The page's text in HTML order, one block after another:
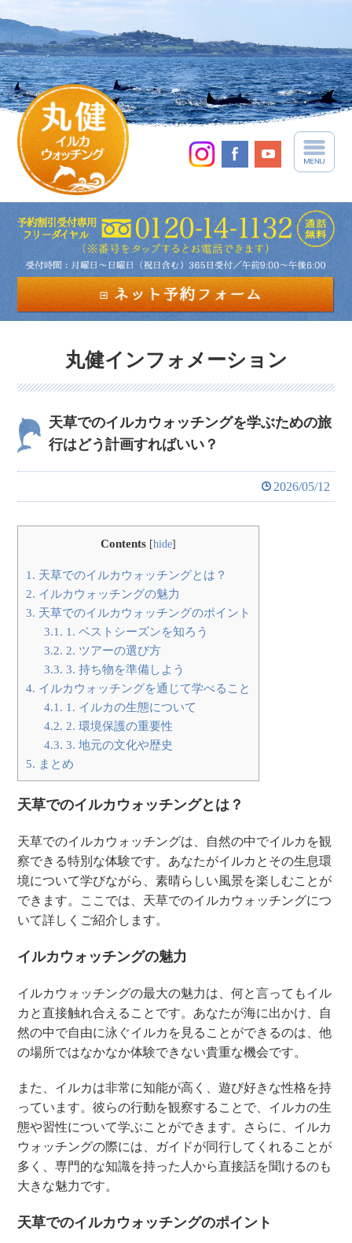
丸健インフォメーション
天草でのイルカウォッチングを学ぶための旅
行はどう計画すればいい？
2026/05/12
Contents [hide]
1. 天草でのイルカウォッチングとは？
2. イルカウォッチングの魅力
3. 天草でのイルカウォッチングのポイント
3.1. 1. ベストシーズンを知ろう
3.2. 2. ツアーの選び方
3.3. 3. 持ち物を準備しよう
4. イルカウォッチングを通じて学べること
4.1. 1. イルカの生態について
4.2. 2. 環境保護の重要性
4.3. 3. 地元の文化や歴史
5. まとめ
天草でのイルカウォッチングとは？
天草でのイルカウォッチングは、自然の中でイルカを観
察できる特別な体験です。あなたがイルカとその生息環
境について学びながら、素晴らしい風景を楽しむことが
できます。ここでは、天草でのイルカウォッチングにつ
いて詳しくご紹介します。
イルカウォッチングの魅力
イルカウォッチングの最大の魅力は、何と言ってもイル
カと直接触れ合えることです。あなたが海に出かけ、自
然の中で自由に泳ぐイルカを見ることができるのは、他
の場所ではなかなか体験できない貴重な機会です。
また、イルカは非常に知能が高く、遊び好きな性格を持
っています。彼らの行動を観察することで、イルカの生
態や習性について学ぶことができます。さらに、イルカ
ウォッチングの際には、ガイドが同行してくれることが
多く、専門的な知識を持った人から直接話を聞けるのも
大きな魅力です。
天草でのイルカウォッチングのポイント